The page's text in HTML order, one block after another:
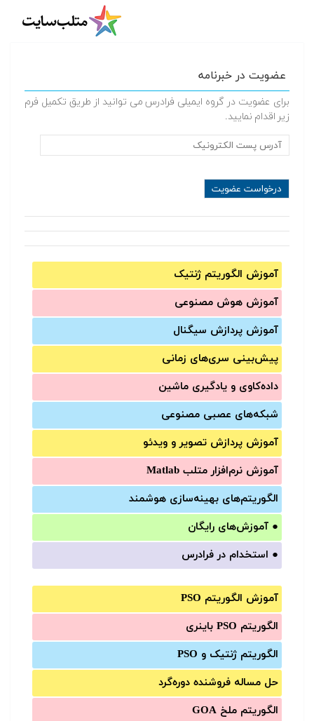
عضویت در خبرنامه
برای عضویت در گروه ایمیلی فرادرس می توانید از طریق تکمیل فرم
زیر اقدام نمایید.
آموزش الگوریتم ژنتیک
آموزش‌ هوش مصنوعی
آموزش‌ پردازش سیگنال
پیش‌‌بینی سری‌‌های زمانی
داده‌کاوی و یادگیری ماشین
شبکه‌های عصبی مصنوعی
آموزش‌ پردازش تصویر و ویدئو
آموزش‌ نرم‌افزار متلب Matlab
الگوریتم‌های بهینه‌سازی هوشمند
● آموزش‌های رایگان
● استخدام در فرادرس
آموزش الگوریتم PSO
الگوریتم PSO باینری
الگوریتم ژنتیک و PSO
حل مساله فروشنده دوره‌گرد
الگوریتم ملخ GOA